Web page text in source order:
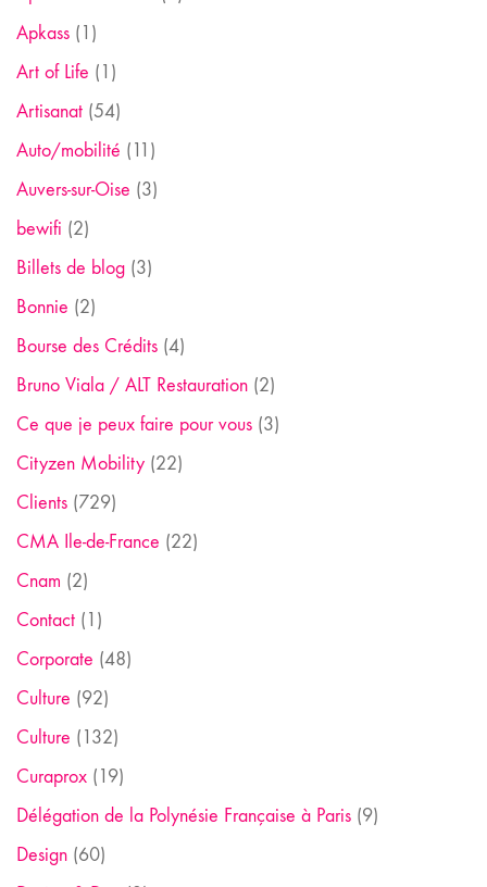
Apkass (1)
Art of Life (1)
Artisanat (54)
Auto/mobilité (11)
Auvers-sur-Oise (3)
bewifi (2)
Billets de blog (3)
Bonnie (2)
Bourse des Crédits (4)
Bruno Viala / ALT Restauration (2)
Ce que je peux faire pour vous (3)
Cityzen Mobility (22)
Clients (729)
CMA Ile-de-France (22)
Cnam (2)
Contact (1)
Corporate (48)
Culture (92)
Culture (132)
Curaprox (19)
Délégation de la Polynésie Française à Paris (9)
Design (60)